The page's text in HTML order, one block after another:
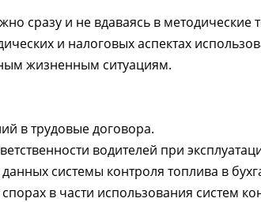
сразу и не вдаваясь в методические
и налоговых аспектах
жизненным ситуациям.
в трудовые договора.
водителей при
системы контроля топлива в
в части использования систем